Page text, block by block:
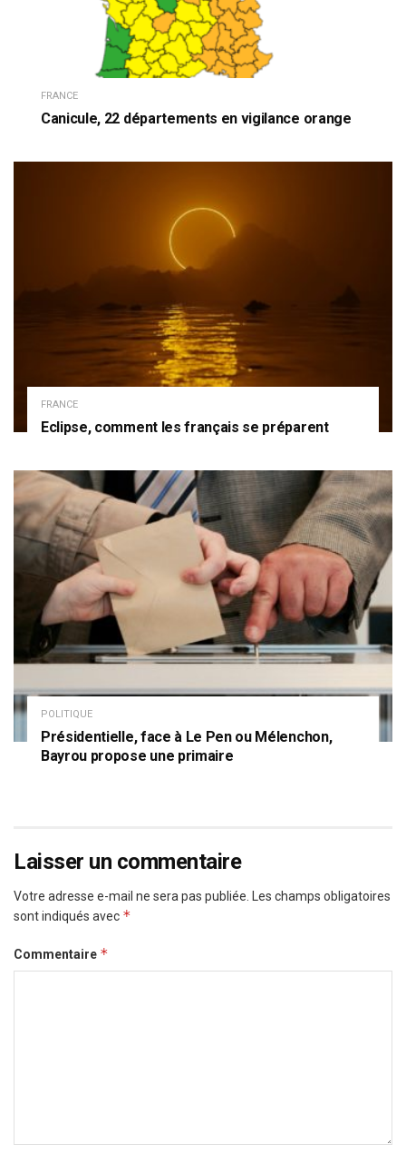
FRANCE
Canicule, 22 départements en vigilance orange
FRANCE
Eclipse, comment les français se préparent
POLITIQUE
Présidentielle, face à Le Pen ou Mélenchon,
Bayrou propose une primaire
Laisser un commentaire
Votre adresse e-mail ne sera pas publiée. Les champs obligatoires
sont indiqués avec *
Commentaire *